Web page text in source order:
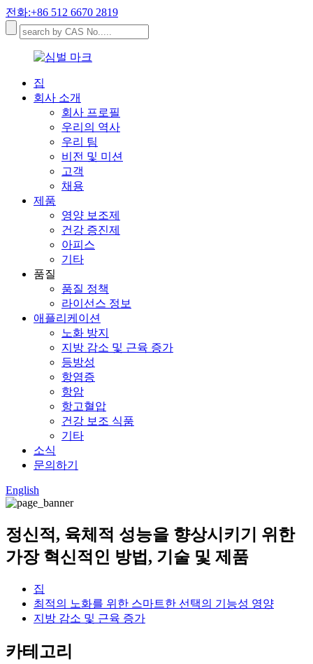
전화:+86 512 6670 2819
집
회사 소개
회사 프로필
우리의 역사
우리 팀
비전 및 미션
고객
채용
제품
영양 보조제
건강 증진제
아피스
기타
품질
품질 정책
라이선스 정보
애플리케이션
노화 방지
지방 감소 및 근육 증가
등방성
항염증
항암
항고혈압
건강 보조 식품
기타
소식
문의하기
English
정신적, 육체적 성능을 향상시키기 위한
가장 혁신적인 방법, 기술 및 제품
집
최적의 노화를 위한 스마트한 선택의 기능성 영양
지방 감소 및 근육 증가
카테고리